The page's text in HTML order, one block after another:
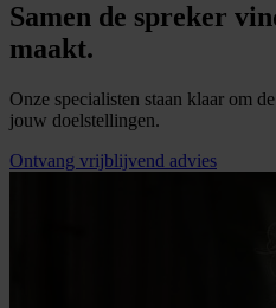
Samen de spreker
maakt.
Onze specialisten staan klaar om
jouw doelstellingen.
Ontvang vrijblijvend advies